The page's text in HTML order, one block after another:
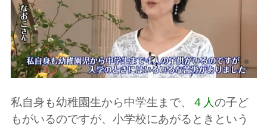
私自身も幼稚園生から中学生まで、 ４人の子ど
もがいるのですが、小学校にあがるときという